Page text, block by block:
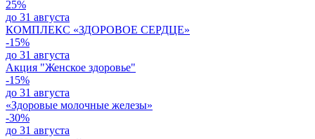
25%
до 31 августа
КОМПЛЕКС «ЗДОРОВОЕ СЕРДЦЕ»
-15%
до 31 августа
Акция "Женское здоровье"
-15%
до 31 августа
«Здоровые молочные железы»
-30%
до 31 августа